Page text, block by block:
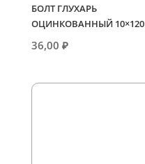
БОЛТ ГЛУХАРЬ
ОЦИНКОВАННЫЙ 10×120
36,00 ₽